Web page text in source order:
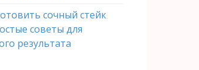
сочный стейк
советы для
результата